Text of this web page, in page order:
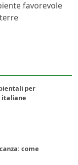
favorevole
per
italiane
come